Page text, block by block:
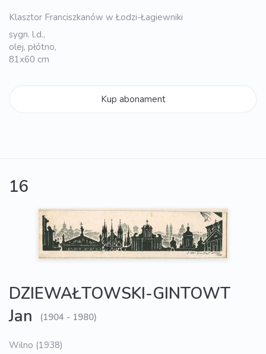
Klasztor Franciszkanów w Łodzi-Łagiewniki
sygn. l.d.,
olej, płótno,
81x60 cm
Kup abonament
16
DZIEWAŁTOWSKI-GINTOWT
Jan
(1904 - 1980)
Wilno (1938)